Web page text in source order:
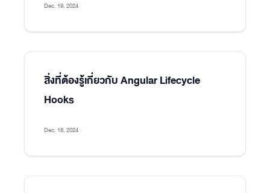
Dec. 19, 2024
สิ่งที่ต้องรู้เกี่ยวกับ Angular Lifecycle
Hooks
Dec. 18, 2024